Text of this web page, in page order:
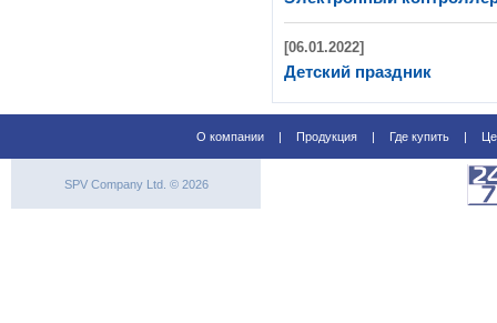
[06.01.2022]
Детский праздник
О компании | Продукция | Где купить |
SPV Company Ltd. © 2026